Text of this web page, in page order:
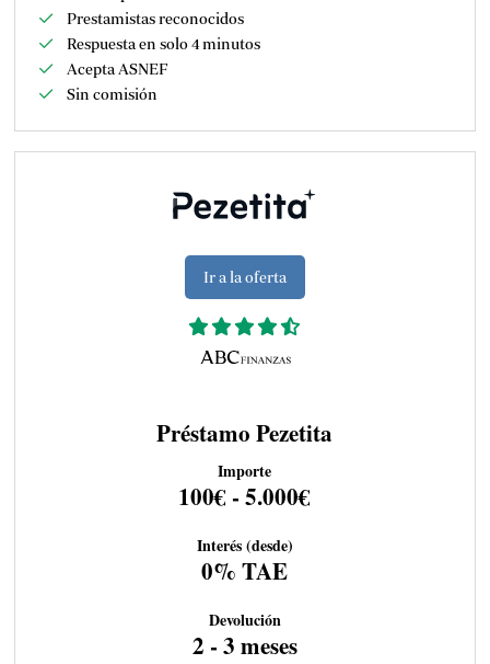
Prestamistas reconocidos
Respuesta en solo 4 minutos
Acepta ASNEF
Sin comisión
Ir a la oferta
Préstamo Pezetita
Importe
100€ - 5.000€
Interés (desde)
0% TAE
Devolución
2 - 3 meses